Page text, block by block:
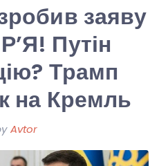
заяву
Путін
Трамп
на Кремль
Avtor